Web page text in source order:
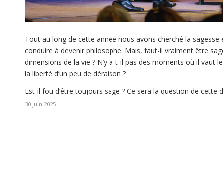
Tout au long de cette année nous avons cherché la
conduire à devenir philosophe. Mais, faut-il vraiment être
dimensions de la vie ? N’y a-t-il pas des moments où il vaut
la liberté d’un peu de déraison ?
Est-il fou d’être toujours sage ? Ce sera la question de cette
30 juin 2025